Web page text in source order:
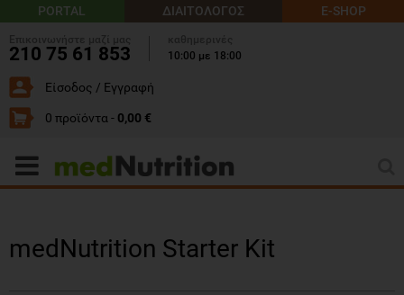
PORTAL ΔΙΑΙΤΟΛΟΓΟΣ E-SHOP
210 75 61 853
10:00 με 18:00
Είσοδος / Εγγραφή
0 προϊόντα - 0,00 €
medNutrition Starter Kit